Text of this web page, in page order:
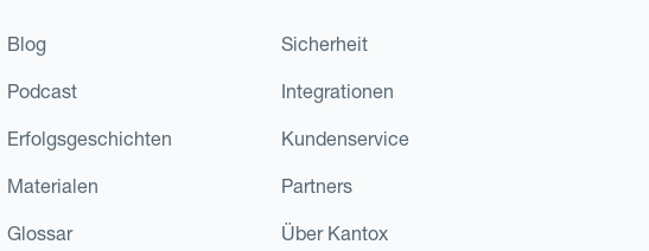
Blog
Podcast
Erfolgsgeschichten
Materialen
Glossar
Sicherheit
Integrationen
Kundenservice
Partners
Über Kantox